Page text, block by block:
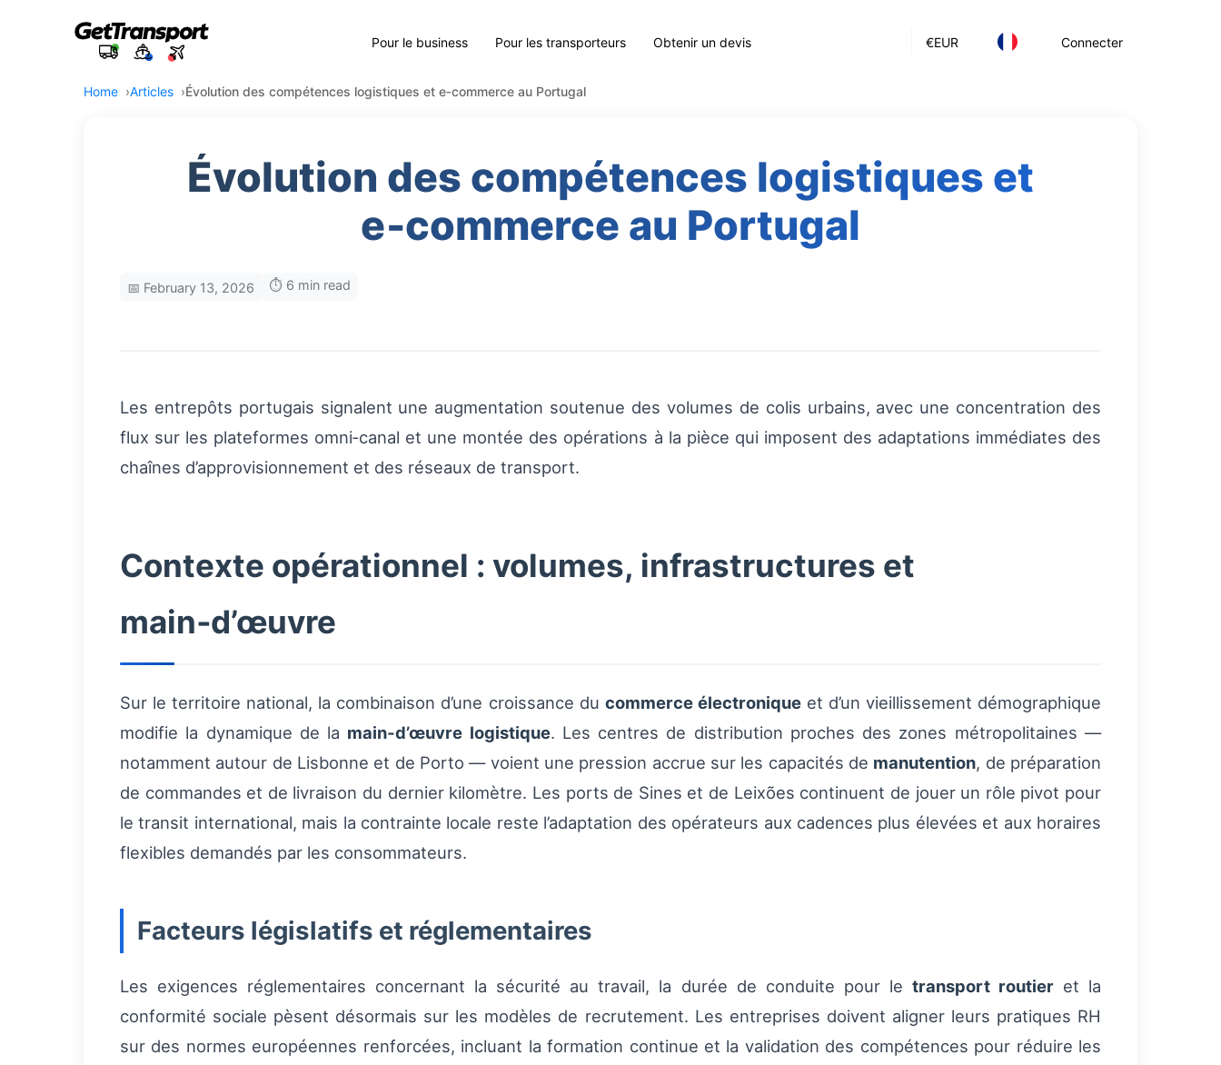
€EUR Connecter
Pour le business Pour les transporteurs Obtenir un devis
Home Articles Évolution des compétences logistiques et e‑commerce au Portugal
Évolution des compétences logistiques et
e‑commerce au Portugal
📅 February 13, 2026 ⏱️ 6 min read
Les entrepôts portugais signalent une augmentation soutenue des volumes de colis urbains, avec une concentration des
flux sur les plateformes omni‑canal et une montée des opérations à la pièce qui imposent des adaptations immédiates des
chaînes d’approvisionnement et des réseaux de transport.
Contexte opérationnel : volumes, infrastructures et
main‑d’œuvre
Sur le territoire national, la combinaison d’une croissance du commerce électroniqueet d’un vieillissement démographique
modifie la dynamique de la main‑d’œuvre logistique. Les centres de distribution proches des zones métropolitaines —
notamment autour de Lisbonne et de Porto — voient une pression accrue sur les capacités de manutention, de préparation
de commandes et de livraison du dernier kilomètre. Les ports de Sines et de Leixões continuent de jouer un rôle pivot pour
le transit international, mais la contrainte locale reste l’adaptation des opérateurs aux cadences plus élevées et aux horaires
flexibles demandés par les consommateurs.
Facteurs législatifs et réglementaires
Les exigences réglementaires concernant la sécurité au travail, la durée de conduite pour le transport routieret la
conformité sociale pèsent désormais sur les modèles de recrutement. Les entreprises doivent aligner leurs pratiques RH
sur des normes européennes renforcées, incluant la formation continue et la validation des compétences pour réduire les